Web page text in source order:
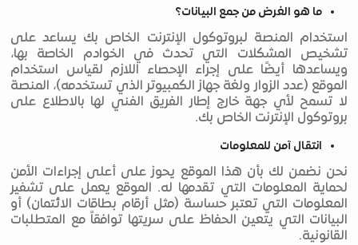
ما هو الغرض من جمع البيانات؟
استخدام المنصة لبروتوكول الإنترنت الخاص بك يساعد على
تشخيص المشكلات التي تحدث في الخوادم الخاصة بها،
ويساعدها أيضًا على إجراء الإحصاء اللازم لقياس استخدام
الموقع (عدد الزوار ولغة جهاز الكمبيوتر الذي تستخدمه)، المنصة
لا تسمح لأي جهة خارج إطار الفريق الفني لها بالاطلاع على
بروتوكول الإنترنت الخاص بك.
انتقال آمن للمعلومات
نحن نضمن لك بأن هذا الموقع يحوز على أعلى إجراءات الأمن
لحماية المعلومات التي تقدمها له. الموقع يعمل على تشفير
المعلومات التي تعتبر حساسة (مثل أرقام بطاقات الائتمان) أو
البيانات التي يتعين الحفاظ على سريتها توافقاً مع المتطلبات
القانونية.